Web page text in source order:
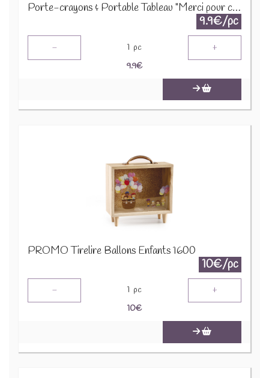
Porte-crayons & Portable Tableau "Merci pour cette année" 52600 31824
9.9€/pc
- 1 pc +
9.9€
PROMO Tirelire Ballons Enfants 1600
10€/pc
- 1 pc +
10€